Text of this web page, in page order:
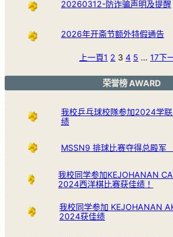
20260312-防诈骗声明及提醒
2026年开斋节额外特假通告
上一頁1 2 3 4 5 … 17下
荣誉榜 AWARD
我校乒乓球校隊参加2024学
绩
MSSN9 排球比赛夺得总殿军
我校同学参加KEJOHANAN
2024西洋棋比赛获佳绩！
我校同学参加 KEJOHANAN
2024获佳绩